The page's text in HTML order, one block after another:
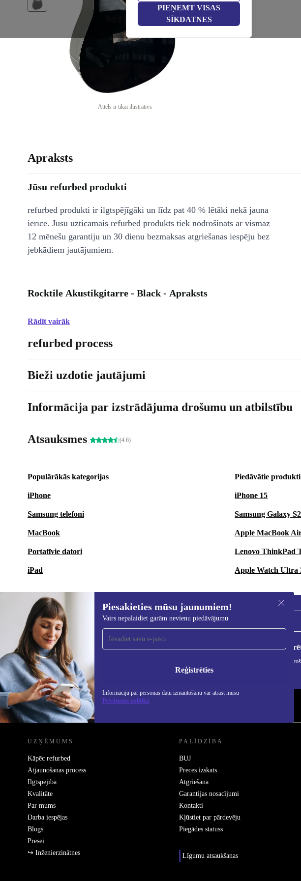
PIEŅEMT VISAS
SĪKDATNES
Attēls ir tikai ilustratīvs
Apraksts
Jūsu refurbed produkti
refurbed produkti ir ilgtspējīgāki un līdz pat 40 % lētāki nekā jauna
ierīce. Jūsu uzticamais refurbed produkts tiek nodrošināts ar vismaz
12 mēnešu garantiju un 30 dienu bezmaksas atgriešanas iespēju bez
jebkādiem jautājumiem.
Rocktile Akustikgitarre - Black - Apraksts
Rādīt vairāk
refurbed process
Bieži uzdotie jautājumi
Informācija par izstrādājuma drošumu un atbilstību
Atsauksmes (4.6)
Populārākās kategorijas
iPhone
Samsung telefoni
MacBook
Portatīvie datori
iPad
Piedāvātie produkti
iPhone 15
Samsung Galaxy
Apple MacBook
Lenovo ThinkPad
Apple Watch Ultra
Piesakieties mūsu jaunumiem!
Vairs nepalaidiet garām nevienu piedāvājumu
Reģistrēties
Informāciju par personas datu izmantošanu var atrast mūsu
Privātuma politikā
Piesakieties mūsu jaunumu
saņemšanai!
Nekad vairs nepalaidiet garām nevienu
piedāvājumu.
Informāciju par personas datu
Privātuma politikā
REFURBED - RETHINK NEW.
UZŅĒMUMS
Kāpēc refurbed
Atjaunošanas process
Ilgtspējība
Kvalitāte
Par mums
Darba iespējas
Blogs
Presei
↪ Inženierzinātnes
PALĪDZĪBA
BUJ
Preces izskats
Atgriešana
Garantijas nosacījumi
Kontakti
Kļūstiet par pārdevēju
Piegādes statuss
Līgumu atsaukšanas